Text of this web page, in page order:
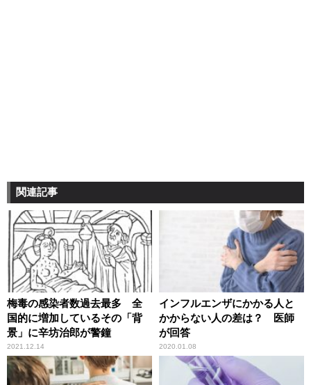
関連記事
梅毒の感染者数過去最多 全
国的に増加しているその「背
景」に辛坊治郎が警鐘
2021.12.14
インフルエンザにかかる人と
かからない人の差は？ 医師
が回答
2020.01.08